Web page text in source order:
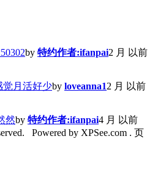
by 特约作者:ifanpai2 月 以前
觉月活好少by loveanna12 月 以前
然by 特约作者:ifanpai4 月 以前
Powered by XPSee.com . 页